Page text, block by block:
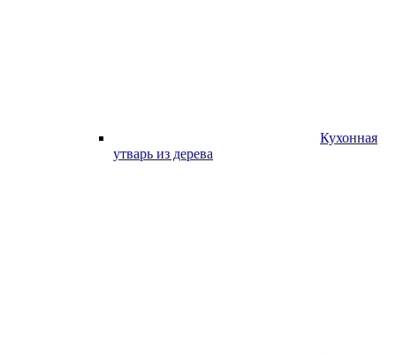
Кухонная
утварь из дерева